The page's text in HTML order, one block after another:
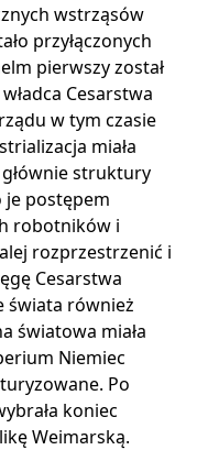
wstrząsów
przyłączonych
pierwszy został
Cesarstwa
w tym czasie
miała
struktury
je postępem
robotników i
rozprzestrzenić i
Cesarstwa
świata również
światowa miała
Niemiec
Po
koniec
Weimarską.